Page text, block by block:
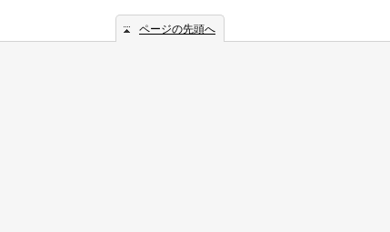
ページの先頭へ